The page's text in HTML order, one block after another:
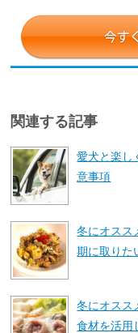
関連する記事
愛犬と楽し
意事項
冬にオスス
期に取りた
冬にオスス
食材を活用